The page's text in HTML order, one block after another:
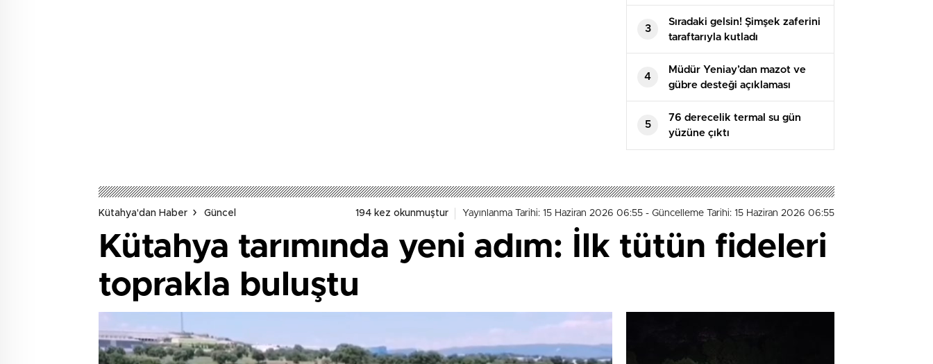
3
Sıradaki gelsin! Şimşek zaferini
taraftarıyla kutladı
4
Müdür Yeniay’dan mazot ve
gübre desteği açıklaması
5
76 derecelik termal su gün
yüzüne çıktı
Kütahya'dan Haber Güncel 194 kez okunmuştur Yayınlanma Tarihi: 15 Haziran 2026 06:55 - Güncelleme Tarihi: 15 Haziran 2026 06:55
Kütahya tarımında yeni adım: İlk tütün fideleri
toprakla buluştu